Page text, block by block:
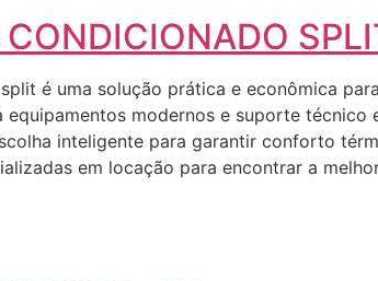
é uma solução prática e econômica
modernos e suporte
inteligente para garantir conforto
em locação para encontrar a